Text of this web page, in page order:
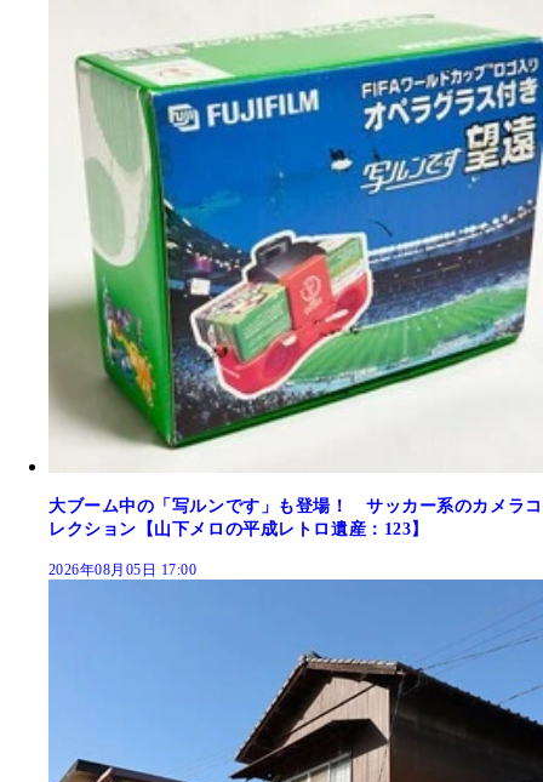
大ブーム中の「写ルンです」も登場！ サッカー系のカメラコ
レクション【山下メロの平成レトロ遺産：123】
2026年08月05日 17:00